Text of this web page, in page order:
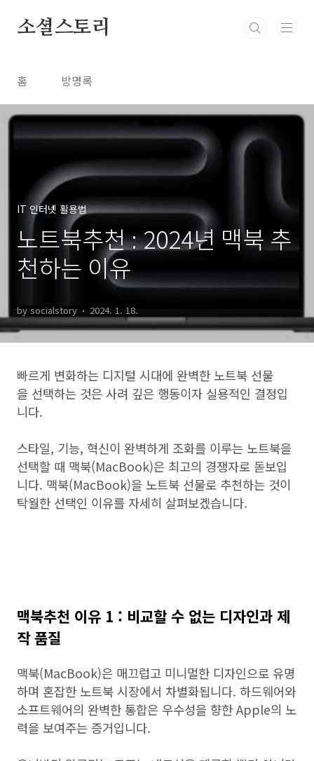
소셜스토리
홈 방명록
IT 인터넷 활용법
노트북추천 : 2024년 맥북 추
천하는 이유
by socialstory 2024. 1. 18.
빠르게 변화하는 디지털 시대에 완벽한 노트북 선물
을 선택하는 것은 사려 깊은 행동이자 실용적인 결정입
니다.
스타일, 기능, 혁신이 완벽하게 조화를 이루는 노트북을
선택할 때 맥북(MacBook)은 최고의 경쟁자로 돋보입
니다. 맥북(MacBook)을 노트북 선물로 추천하는 것이
탁월한 선택인 이유를 자세히 살펴보겠습니다.
맥북추천 이유 1 : 비교할 수 없는 디자인과 제
작 품질
맥북(MacBook)은 매끄럽고 미니멀한 디자인으로 유명
하며 혼잡한 노트북 시장에서 차별화됩니다. 하드웨어와
소프트웨어의 완벽한 통합은 우수성을 향한 Apple의 노
력을 보여주는 증거입니다.